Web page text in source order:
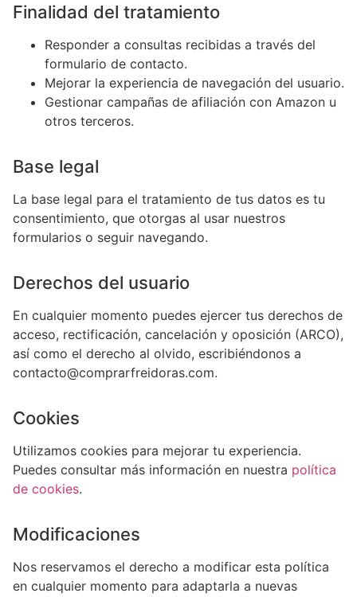
Finalidad del tratamiento
Responder a consultas recibidas a través del
formulario de contacto.
Mejorar la experiencia de navegación del usuario.
Gestionar campañas de afiliación con Amazon u
otros terceros.
Base legal
La base legal para el tratamiento de tus datos es tu
consentimiento, que otorgas al usar nuestros
formularios o seguir navegando.
Derechos del usuario
En cualquier momento puedes ejercer tus derechos de
acceso, rectificación, cancelación y oposición (ARCO),
así como el derecho al olvido, escribiéndonos a
contacto@comprarfreidoras.com.
Cookies
Utilizamos cookies para mejorar tu experiencia.
Puedes consultar más información en nuestra política
de cookies.
Modificaciones
Nos reservamos el derecho a modificar esta política
en cualquier momento para adaptarla a nuevas